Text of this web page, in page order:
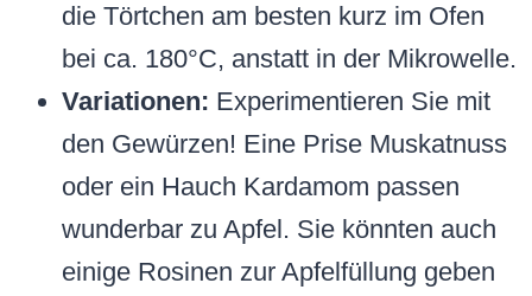
die Törtchen am besten kurz im Ofen
bei ca. 180°C, anstatt in der Mikrowelle.
Variationen: Experimentieren Sie mit
den Gewürzen! Eine Prise Muskatnuss
oder ein Hauch Kardamom passen
wunderbar zu Apfel. Sie könnten auch
einige Rosinen zur Apfelfüllung geben